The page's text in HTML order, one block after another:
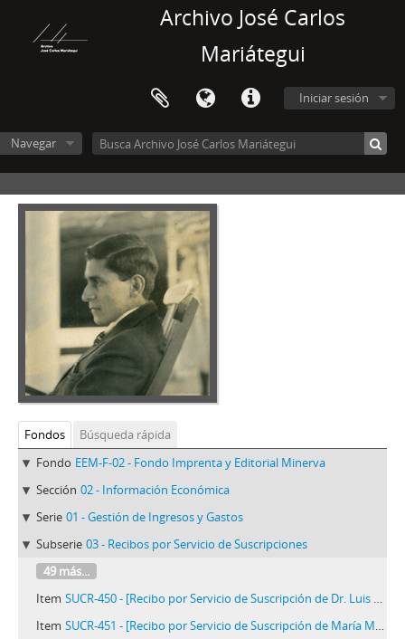
Archivo José Carlos
Mariátegui
Iniciar sesión
Navegar
Fondos
Búsqueda rápida
Fondo EEM-F-02 - Fondo Imprenta y Editorial Minerva
Sección 02 - Información Económica
Serie 01 - Gestión de Ingresos y Gastos
Subserie 03 - Recibos por Servicio de Suscripciones
49 más...
Item SUCR-450 - [Recibo por Servicio de Suscripción de Dr. Luis Pesce
Item SUCR-451 - [Recibo por Servicio de Suscripción de María Matilde Rodó]